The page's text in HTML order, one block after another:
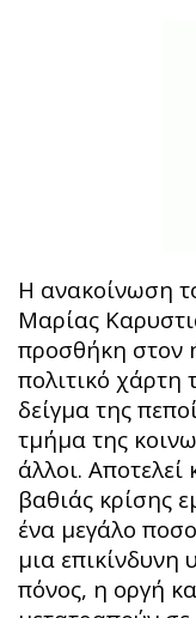
Η ανακοίνωση
Μαρίας
προσθήκη στον
πολιτικό
δείγμα της
τμήμα της
άλλοι.
βαθιάς κρίσης
ένα μεγάλο
μια
πόνος, η οργή